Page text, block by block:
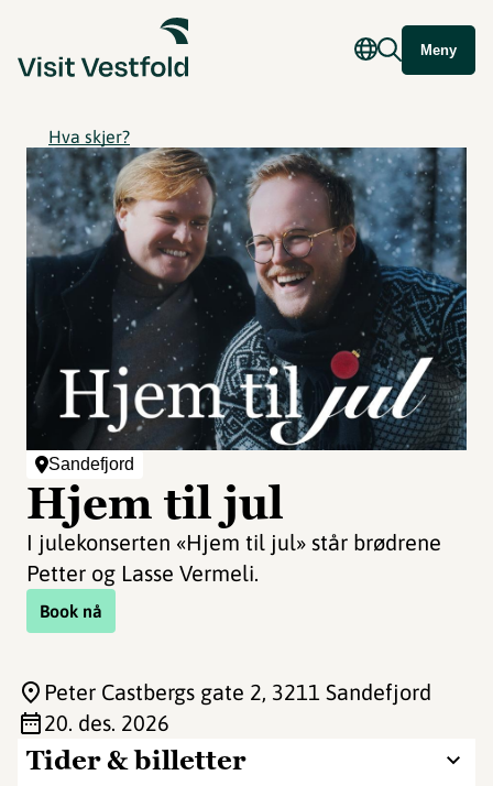
Meny
Hva skjer?
Sandefjord
Hjem til jul
I julekonserten «Hjem til jul» står brødrene
Petter og Lasse Vermeli.
Book nå
Tider & billetter
Peter Castbergs gate 2, 3211 Sandefjord
20. des. 2026